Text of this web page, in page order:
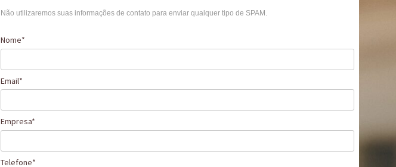
Não utilizaremos suas informações de contato para enviar qualquer tipo de SPAM.
Nome*
Email*
Empresa*
Telefone*